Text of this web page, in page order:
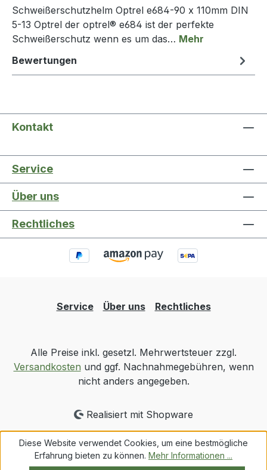
Schweißerschutzhelm Optrel e684-90 x 110mm DIN
5-13 Optrel der optrel® e684 ist der perfekte
Schweißerschutz wenn es um das… Mehr
Bewertungen
Kontakt
Service
Über uns
Rechtliches
Service Über uns Rechtliches
Alle Preise inkl. gesetzl. Mehrwertsteuer zzgl.
Versandkosten und ggf. Nachnahmegebühren, wenn
nicht anders angegeben.
Realisiert mit Shopware
Diese Website verwendet Cookies, um eine bestmögliche
Erfahrung bieten zu können. Mehr Informationen ...